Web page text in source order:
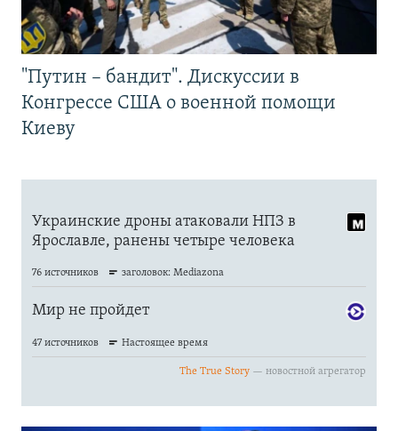
"Путин – бандит". Дискуссии в
Конгрессе США о военной помощи
Киеву